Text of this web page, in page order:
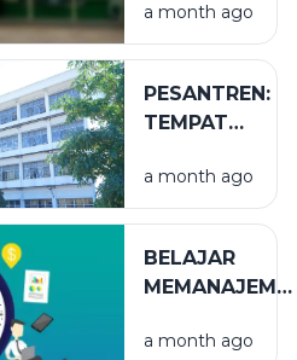
a month ago
PESANTREN:
TEMPAT
YANG TAK
TERLIHAT
a month ago
BELAJAR
a month ago